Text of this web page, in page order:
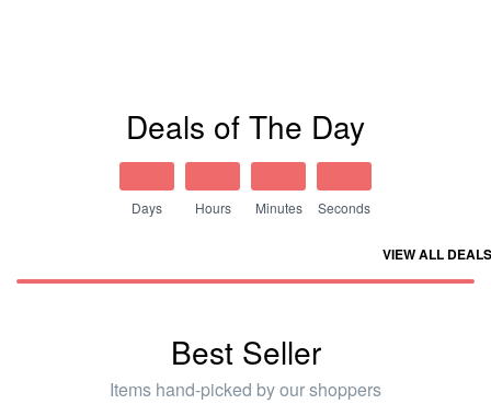
Deals of The Day
Days Hours Minutes Seconds
VIEW ALL DEALS
Best Seller
Items hand-picked by our shoppers